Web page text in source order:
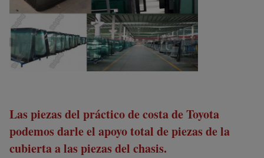
Las piezas del práctico de costa de Toyota
podemos darle el apoyo total de piezas de la
cubierta a las piezas del chasis.